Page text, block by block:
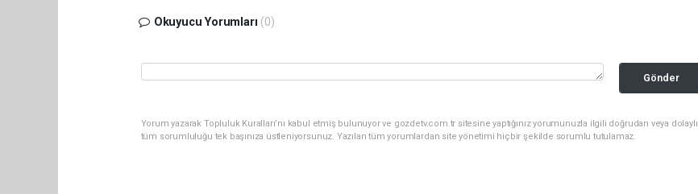
Okuyucu Yorumları (0)
Gönder
Yorum yazarak Topluluk Kuralları’nı kabul etmiş bulunuyor ve gozdetv.com.tr sitesine yaptığınız yorumunuzla ilgili doğrudan veya dolaylı
tüm sorumluluğu tek başınıza üstleniyorsunuz. Yazılan tüm yorumlardan site yönetimi hiçbir şekilde sorumlu tutulamaz.